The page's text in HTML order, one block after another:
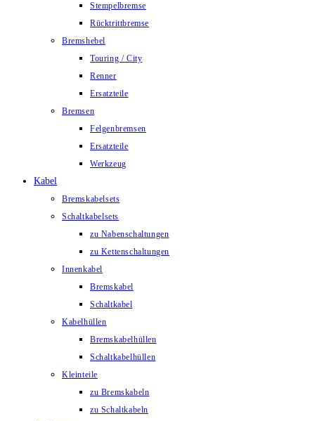
Stempelbremse
Rücktrittbremse
Bremshebel
Touring / City
Renner
Ersatzteile
Bremsen
Felgenbremsen
Ersatzteile
Werkzeug
Kabel
Bremskabelsets
Schaltkabelsets
zu Nabenschaltungen
zu Kettenschaltungen
Innenkabel
Bremskabel
Schaltkabel
Kabelhüllen
Bremskabelhüllen
Schaltkabelhüllen
Kleinteile
zu Bremskabeln
zu Schaltkabeln